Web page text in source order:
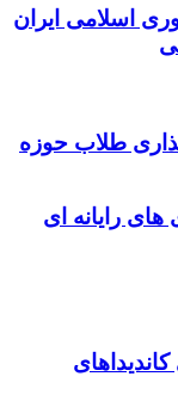
اسلامی ایران
طلاب حوزه
رایانه ای
کاندیداهای